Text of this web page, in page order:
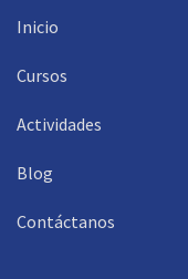
Inicio
Cursos
Actividades
Blog
Contáctanos